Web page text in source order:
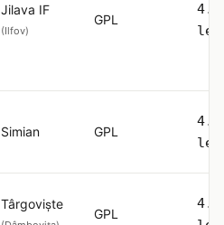
Jilava IF
(Ilfov)
GPL
Simian GPL
Târgoviște
GPL